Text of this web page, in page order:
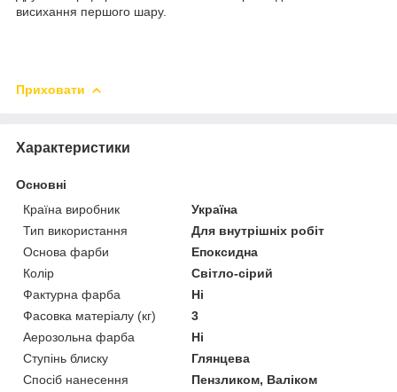
висихання першого шару.
Приховати
Характеристики
Основні
Країна виробник
Україна
Тип використання
Для внутрішніх робіт
Основа фарби
Епоксидна
Колір
Світло-сірий
Фактурна фарба
Ні
Фасовка матеріалу (кг)
3
Аерозольна фарба
Ні
Ступінь блиску
Глянцева
Спосіб нанесення
Пензликом, Валіком